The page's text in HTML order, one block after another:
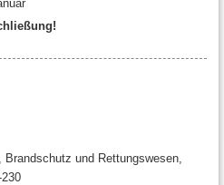
und Rettungswesen,